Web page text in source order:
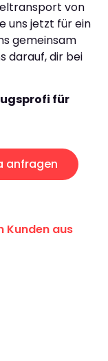
von
uns jetzt für ein
gemeinsam
darauf, dir bei
für
anfragen
Kunden aus